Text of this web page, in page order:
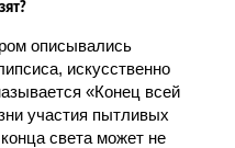
описывались
искусственно
«Конец всей
участия пытливых
света может не